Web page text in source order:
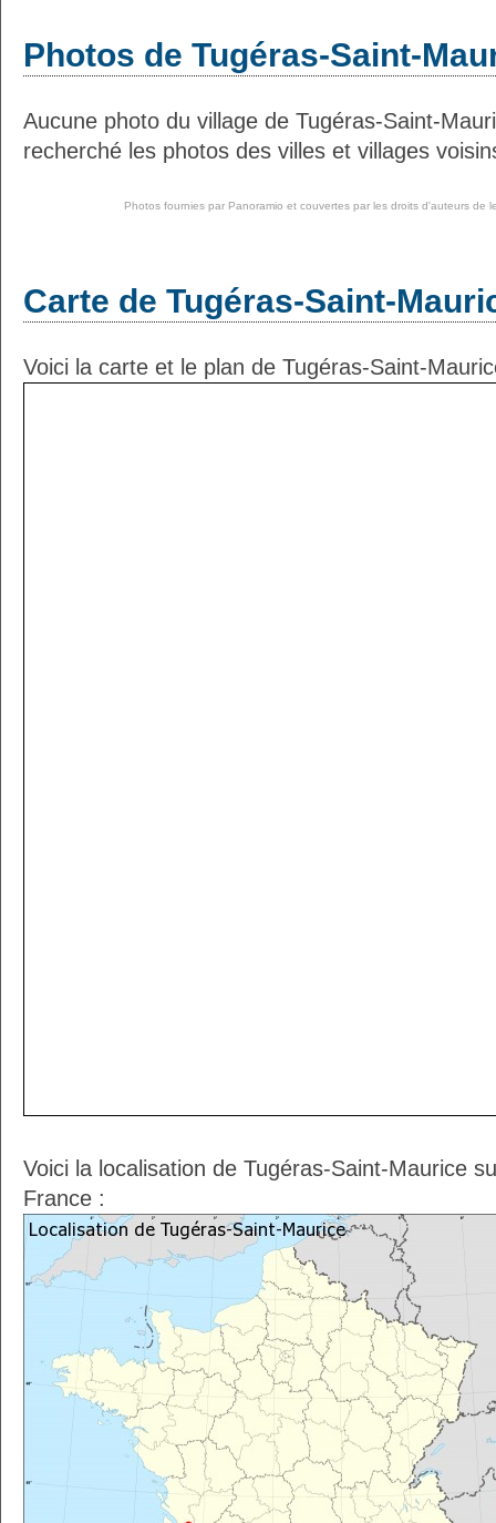
Photos de Tugéras-Saint-
Aucune photo du village de Tugéras-Saint-
recherché les photos des villes et villages
Photos fournies par Panoramio et couvertes par les droits d'auteurs de
Carte de Tugéras-Saint-
Voici la carte et le plan de Tugéras-Saint-
Voici la localisation de Tugéras-Saint-Maurice
France :